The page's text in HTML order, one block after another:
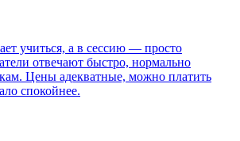
учиться, а в сессию — просто
отвечают быстро, нормально
Цены адекватные, можно платить
спокойнее.